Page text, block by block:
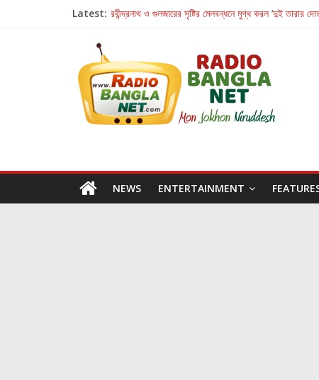
Latest: রবীন্দ্রনাথ ও গুলজারের সৃষ্টির মেলবন্ধনে মুগ্ধ করল ‘দুই তারার
Retribution: A Thought-Provoking Short Film
হাওয়া বদলের টলিউডে ‘তুমি এলে তাই’
NEWS ENTERTAINMENT